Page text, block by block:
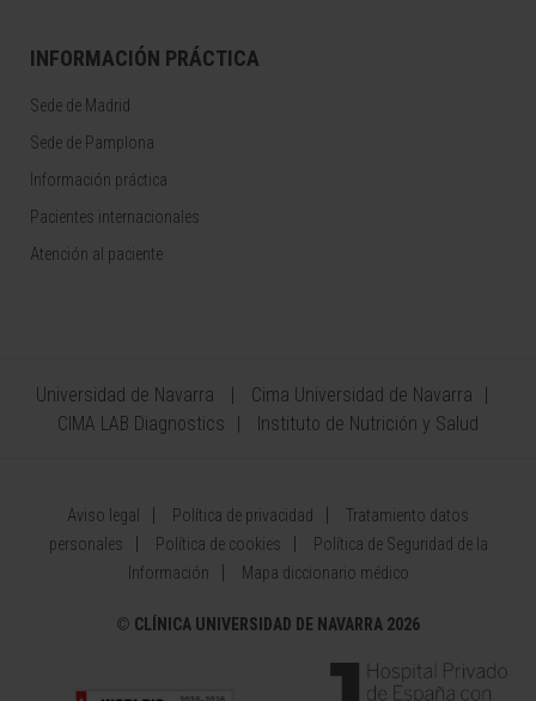
INFORMACIÓN PRÁCTICA
Sede de Madrid
Sede de Pamplona
Información práctica
Pacientes internacionales
Atención al paciente
Universidad de Navarra
Cima Universidad de Navarra
CIMA LAB Diagnostics
Instituto de Nutrición y Salud
Aviso legal Política de privacidad
Tratamiento datos
personales
Política de cookies
Política de Seguridad de la
Información
Mapa diccionario médico
© CLÍNICA UNIVERSIDAD DE NAVARRA 2026